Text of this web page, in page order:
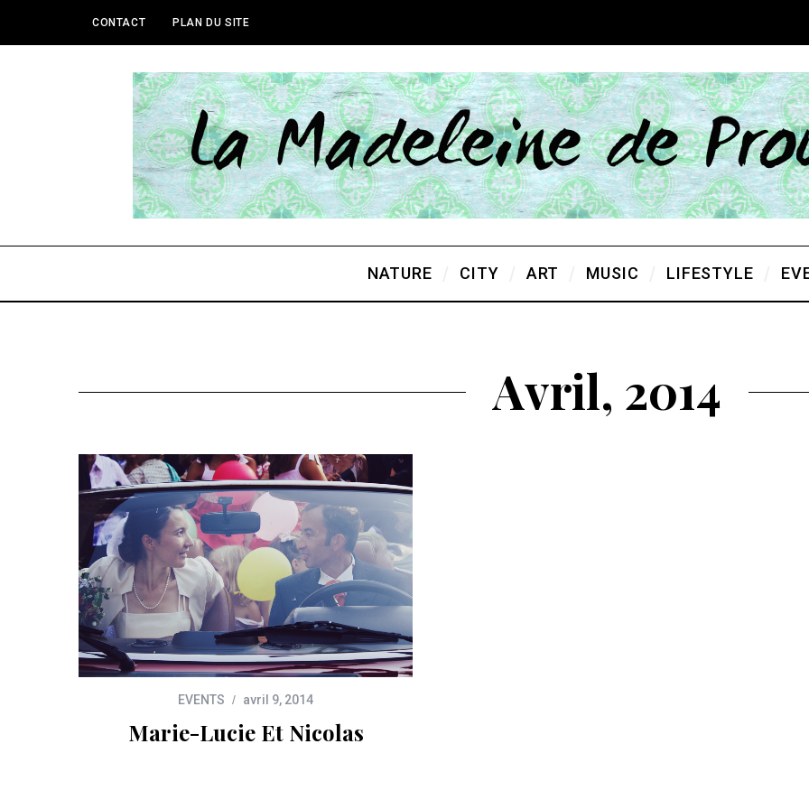
CONTACT PLAN DU SITE
NATURE CITY ART MUSIC LIFESTYLE
Avril, 2014
EVENTS avril 9, 2014
Marie-Lucie Et Nicolas